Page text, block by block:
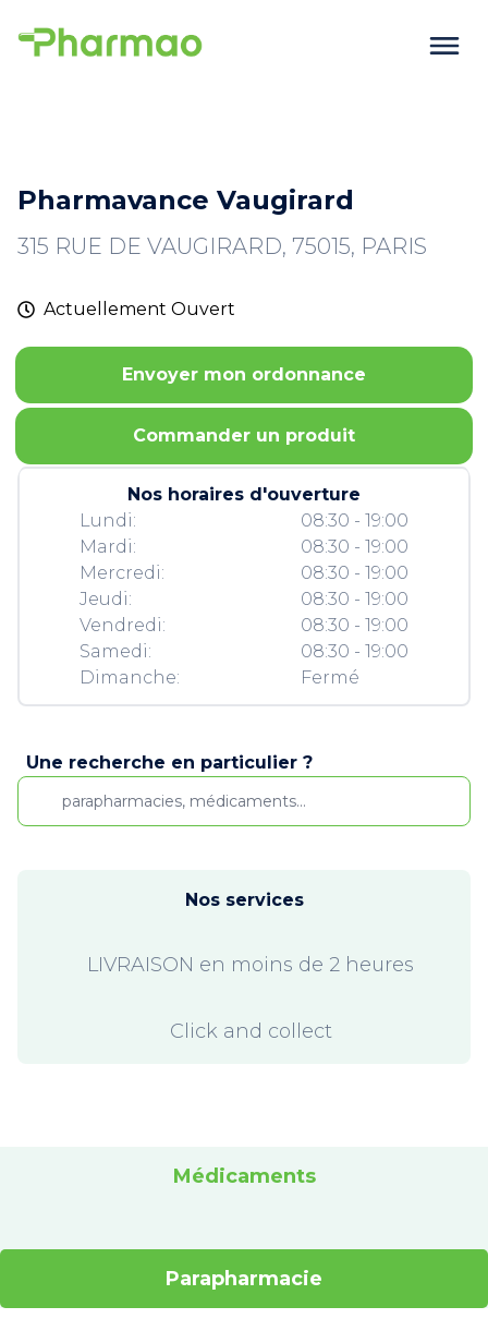
Pharmavance Vaugirard
315 RUE DE VAUGIRARD, 75015, PARIS
Actuellement Ouvert
Envoyer mon ordonnance
Commander un produit
Nos horaires d'ouverture
Lundi:
Mardi:
Mercredi:
Jeudi:
Vendredi:
Samedi:
Dimanche:
08:30 - 19:00
08:30 - 19:00
08:30 - 19:00
08:30 - 19:00
08:30 - 19:00
08:30 - 19:00
Fermé
Une recherche en particulier ?
Nos services
LIVRAISON en moins de 2 heures
Click and collect
Médicaments
Parapharmacie